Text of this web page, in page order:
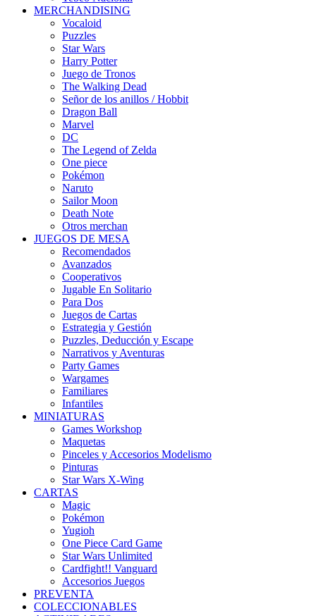
MERCHANDISING
Vocaloid
Puzzles
Star Wars
Harry Potter
Juego de Tronos
The Walking Dead
Señor de los anillos / Hobbit
Dragon Ball
Marvel
DC
The Legend of Zelda
One piece
Pokémon
Naruto
Sailor Moon
Death Note
Otros merchan
JUEGOS DE MESA
Recomendados
Avanzados
Cooperativos
Jugable En Solitario
Para Dos
Juegos de Cartas
Estrategia y Gestión
Puzzles, Deducción y Escape
Narrativos y Aventuras
Party Games
Wargames
Familiares
Infantiles
MINIATURAS
Games Workshop
Maquetas
Pinceles y Accesorios Modelismo
Pinturas
Star Wars X-Wing
CARTAS
Magic
Pokémon
Yugioh
One Piece Card Game
Star Wars Unlimited
Cardfight!! Vanguard
Accesorios Juegos
PREVENTA
COLECCIONABLES